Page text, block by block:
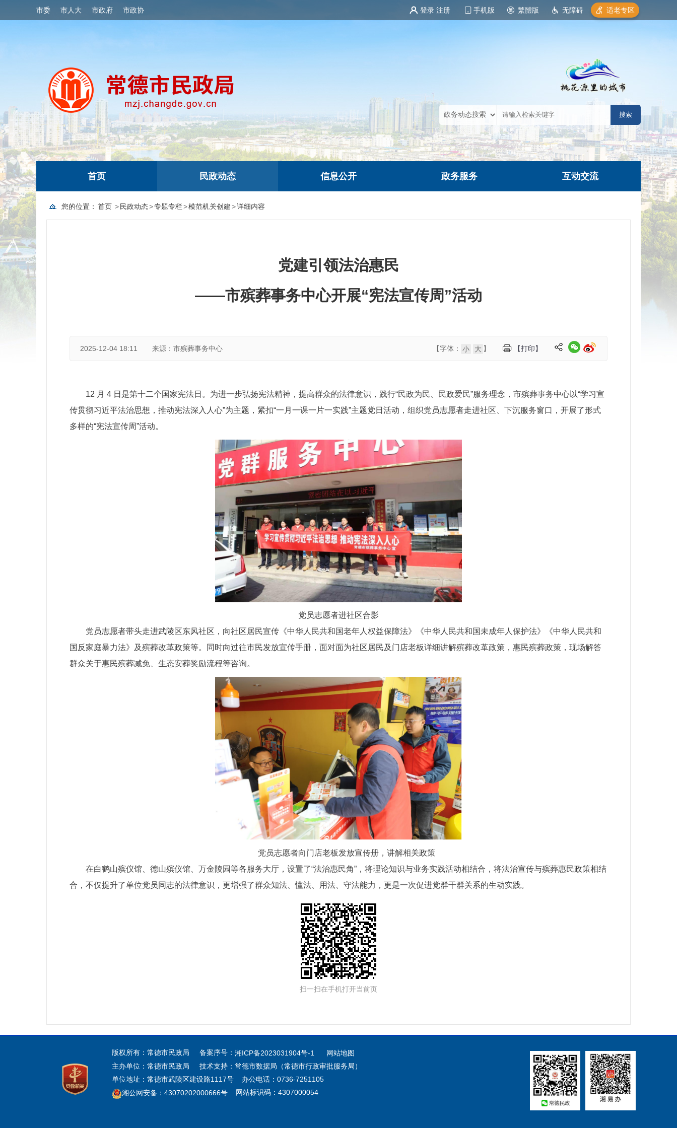
市委 市人大 市政府 市政协 登录 注册 手机版 繁體版 无障碍 适老专区
首页 民政动态 信息公开 政务服务 互动交流
您的位置： 首页 > 民政动态>专题专栏>模范机关创建>详细内容
党建引领法治惠民
——市殡葬事务中心开展“宪法宣传周”活动
2025-12-04 18:11 来源：市殡葬事务中心 【打印】
【字体： 小 大 】
12 月 4 日是第十二个国家宪法日。为进一步弘扬宪法精神，提高群众的法律意识，践行“民政为民、民政爱民”服务理念，市殡葬事务中心以“学习宣
传贯彻习近平法治思想，推动宪法深入人心”为主题，紧扣“一月一课一片一实践”主题党日活动，组织党员志愿者走进社区、下沉服务窗口，开展了形式
多样的“宪法宣传周”活动。
党员志愿者进社区合影
党员志愿者带头走进武陵区东风社区，向社区居民宣传《中华人民共和国老年人权益保障法》《中华人民共和国未成年人保护法》《中华人民共和
国反家庭暴力法》及殡葬改革政策等。同时向过往市民发放宣传手册，面对面为社区居民及门店老板详细讲解殡葬改革政策，惠民殡葬政策，现场解答
群众关于惠民殡葬减免、生态安葬奖励流程等咨询。
党员志愿者向门店老板发放宣传册，讲解相关政策
在白鹤山殡仪馆、德山殡仪馆、万金陵园等各服务大厅，设置了“法治惠民角”，将理论知识与业务实践活动相结合，将法治宣传与殡葬惠民政策相结
合，不仅提升了单位党员同志的法律意识，更增强了群众知法、懂法、用法、守法能力，更是一次促进党群干群关系的生动实践。
扫一扫在手机打开当前页
版权所有：常德市民政局 备案序号： 湘ICP备2023031904号-1
网站地图
主办单位：常德市民政局 技术支持：常德市数据局（常德市行政审批服务局）
单位地址：常德市武陵区建设路1117号 办公电话：0736-7251105
湘公网安备：43070202000666号 网站标识码：4307000054